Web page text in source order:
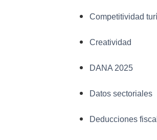
Competitividad
Creatividad
DANA 2025
Datos sectoriales
Deducciones